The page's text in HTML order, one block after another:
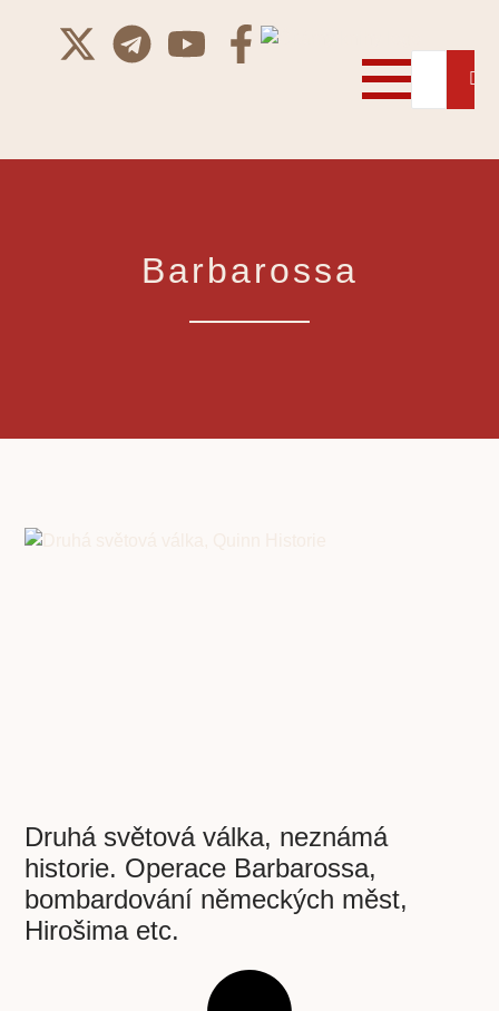
Barbarossa
Druhá světová válka, neznámá
historie. Operace Barbarossa,
bombardování německých měst,
Hirošima etc.